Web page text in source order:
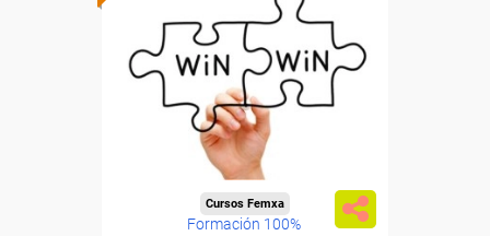
Formación 100%
Cursos Femxa